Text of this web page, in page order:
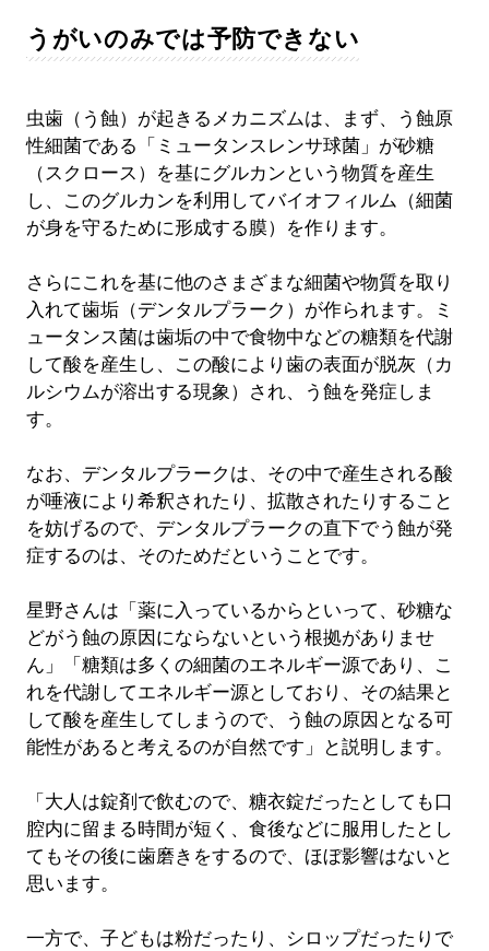
うがいのみでは予防できない
虫歯（う蝕）が起きるメカニズムは、まず、う蝕原
性細菌である「ミュータンスレンサ球菌」が砂糖
（スクロース）を基にグルカンという物質を産生
し、このグルカンを利用してバイオフィルム（細菌
が身を守るために形成する膜）を作ります。
さらにこれを基に他のさまざまな細菌や物質を取り
入れて歯垢（デンタルプラーク）が作られます。ミ
ュータンス菌は歯垢の中で食物中などの糖類を代謝
して酸を産生し、この酸により歯の表面が脱灰（カ
ルシウムが溶出する現象）され、う蝕を発症しま
す。
なお、デンタルプラークは、その中で産生される酸
が唾液により希釈されたり、拡散されたりすること
を妨げるので、デンタルプラークの直下でう蝕が発
症するのは、そのためだということです。
星野さんは「薬に入っているからといって、砂糖な
どがう蝕の原因にならないという根拠がありませ
ん」「糖類は多くの細菌のエネルギー源であり、こ
れを代謝してエネルギー源としており、その結果と
して酸を産生してしまうので、う蝕の原因となる可
能性があると考えるのが自然です」と説明します。
「大人は錠剤で飲むので、糖衣錠だったとしても口
腔内に留まる時間が短く、食後などに服用したとし
てもその後に歯磨きをするので、ほぼ影響はないと
思います。
一方で、子どもは粉だったり、シロップだったりで